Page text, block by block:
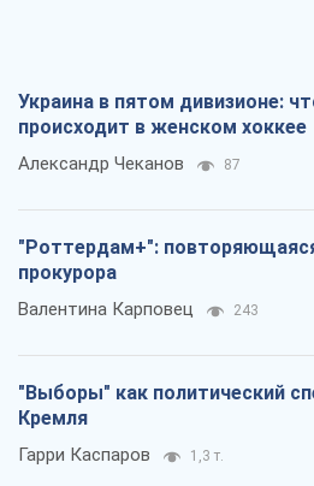
Украина в пятом дивизионе:
происходит в женском хоккее
Александр Чеканов 87
"Роттердам+":
прокурора
Валентина Карповец 243
"Выборы" как политический
Кремля
Гарри Каспаров 1,3 т.